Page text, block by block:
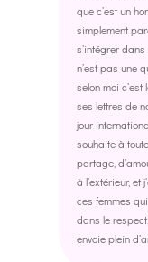
que c’est un
simplement
s’intégrer dans
n’est pas une
selon moi c’est
ses lettres de
jour
souhaite à
partage,
à l’extérieur, et
ces femmes
dans le
envoie plein